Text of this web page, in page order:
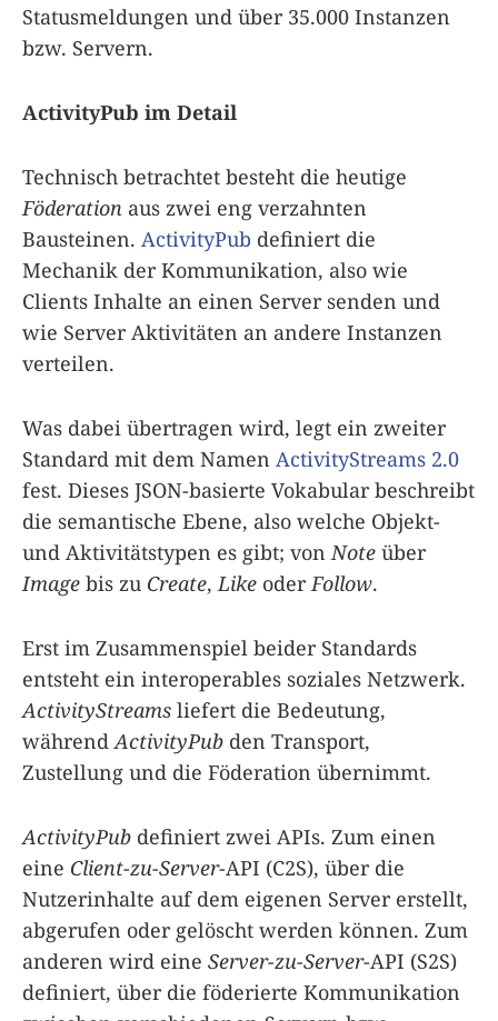
Statusmeldungen und über 35.000 Instanzen
bzw. Servern.
ActivityPub im Detail
Technisch betrachtet besteht die heutige
Föderation aus zwei eng verzahnten
Bausteinen. ActivityPub definiert die
Mechanik der Kommunikation, also wie
Clients Inhalte an einen Server senden und
wie Server Aktivitäten an andere Instanzen
verteilen.
Was dabei übertragen wird, legt ein zweiter
Standard mit dem Namen ActivityStreams 2.0
fest. Dieses JSON-basierte Vokabular beschreibt
die semantische Ebene, also welche Objekt-
und Aktivitätstypen es gibt; von Note über
Image bis zu Create, Like oder Follow.
Erst im Zusammenspiel beider Standards
entsteht ein interoperables soziales Netzwerk.
ActivityStreams liefert die Bedeutung,
während ActivityPub den Transport,
Zustellung und die Föderation übernimmt.
ActivityPub definiert zwei APIs. Zum einen
eine Client-zu-Server-API (C2S), über die
Nutzerinhalte auf dem eigenen Server erstellt,
abgerufen oder gelöscht werden können. Zum
anderen wird eine Server-zu-Server-API (S2S)
definiert, über die föderierte Kommunikation